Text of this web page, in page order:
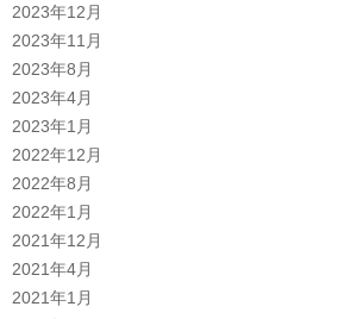
2023年12月
2023年11月
2023年8月
2023年4月
2023年1月
2022年12月
2022年8月
2022年1月
2021年12月
2021年4月
2021年1月